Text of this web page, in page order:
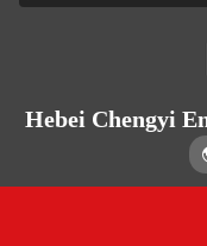
Hebei Chengyi
Hebei